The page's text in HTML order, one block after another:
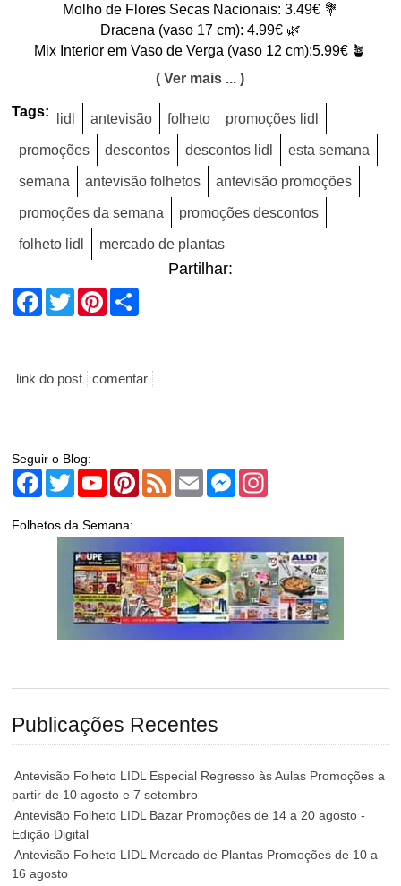
Molho de Flores Secas Nacionais: 3.49€ 💐
Dracena (vaso 17 cm): 4.99€ 🌿
Mix Interior em Vaso de Verga (vaso 12 cm):5.99€ 🪴
( Ver mais ... )
Tags: lidl antevisão folheto promoções lidl
promoções descontos descontos lidl esta semana
semana antevisão folhetos antevisão promoções
promoções da semana promoções descontos
folheto lidl mercado de plantas
Partilhar:
Facebook
TwitterPinterest
link do post comentar
Seguir o Blog:
Facebook
TwitterYouTubePinterest
Feed Email Messenger
Folhetos da Semana:
Publicações Recentes
Antevisão Folheto LIDL Especial Regresso às Aulas Promoções a
partir de 10 agosto e 7 setembro
Antevisão Folheto LIDL Bazar Promoções de 14 a 20 agosto -
Edição Digital
Antevisão Folheto LIDL Mercado de Plantas Promoções de 10 a
16 agosto